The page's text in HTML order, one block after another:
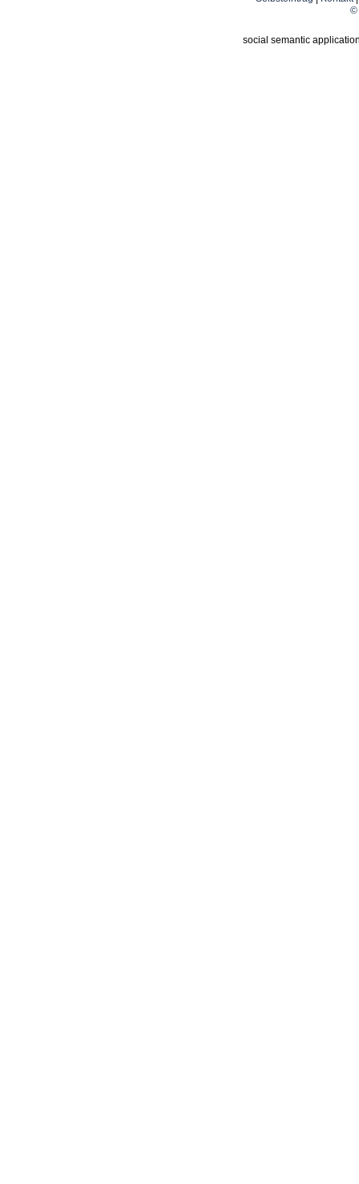
©
social semantic